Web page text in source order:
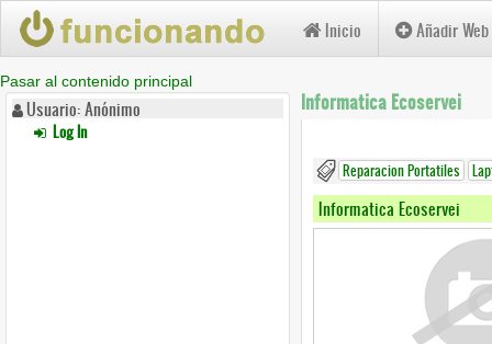
Pasar al contenido principal
Inicio Añadir
Usuario: Anónimo
Log In
Informatica Ecoservei
Reparacion Portatiles
Informatica Ecoservei